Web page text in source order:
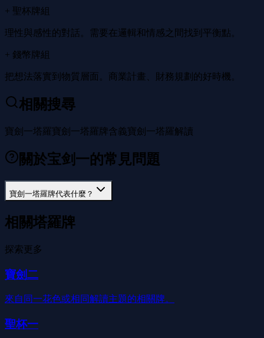
+ 聖杯牌組
理性與感性的對話。需要在邏輯和情感之間找到平衡點。
+ 錢幣牌組
把想法落實到物質層面。商業計畫、財務規劃的好時機。
相關搜尋
寶劍一塔羅寶劍一塔羅牌含義寶劍一塔羅解讀
關於宝剑一的常見問題
寶劍一塔羅牌代表什麼？
相關塔羅牌
探索更多
寶劍二
來自同一花色或相同解讀主題的相關牌。
聖杯一